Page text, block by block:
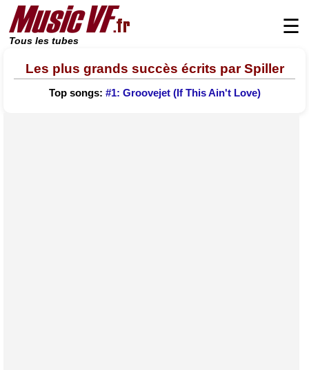
Tous les tubes
☰
Les plus grands succès écrits par Spiller
Top songs: #1: Groovejet (If This Ain't Love)